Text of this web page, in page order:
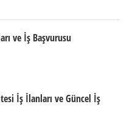
ve İş Başvurusu
İş İlanları ve Güncel İş